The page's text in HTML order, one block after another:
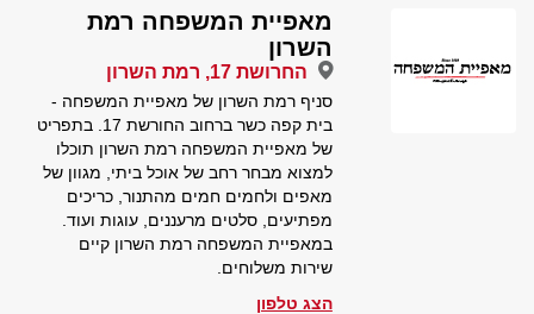
מאפיית המשפחה רמת
השרון
החרושת 17, רמת השרון
סניף רמת השרון של מאפיית המשפחה -
בית קפה כשר ברחוב החורשת 17. בתפריט
של מאפיית המשפחה רמת השרון תוכלו
למצוא מבחר רחב של אוכל ביתי, מגוון של
מאפים ולחמים חמים מהתנור, כריכים
מפתיעים, סלטים מרעננים, עוגות ועוד.
במאפיית המשפחה רמת השרון קיים
שירות משלוחים.
הצג טלפון